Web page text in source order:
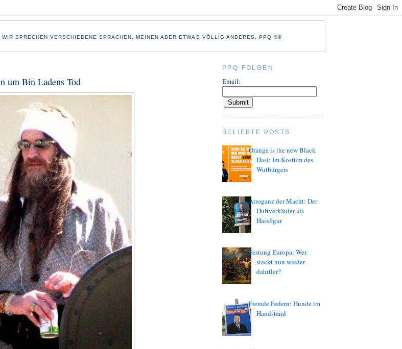
WIR SPRECHEN VERSCHIEDENE SPRACHEN. MEINEN ABER ETWAS VÖLLIG ANDERES. PPQ ®©
um Bin Ladens Tod
PPQ FOLGEN
Email:
BELIEBTE POSTS
Orange is the new Black
Hasi: Im Kostüm des
Wutbürgers
Arroganz der Macht: Der
Duftverkäufer als
Hassfigur
Festung Europa: Wer
steckt nun wieder
dahitler?
Fremde Federn: Hunde im
Handstand